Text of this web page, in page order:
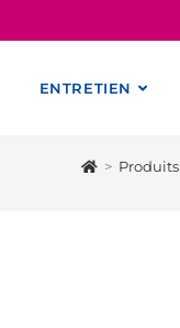
ENTRETIEN
> Produits